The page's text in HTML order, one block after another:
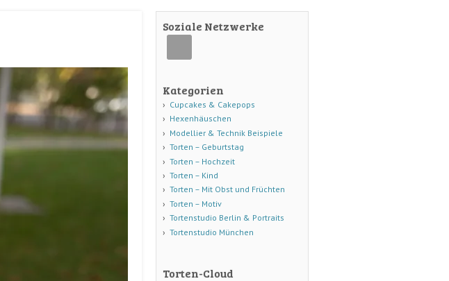
Soziale Netzwerke
Kategorien
Cupcakes & Cakepops
Hexenhäuschen
Modellier & Technik Beispiele
Torten – Geburtstag
Torten – Hochzeit
Torten – Kind
Torten – Mit Obst und Früchten
Torten – Motiv
Tortenstudio Berlin & Portraits
Tortenstudio München
Torten-Cloud